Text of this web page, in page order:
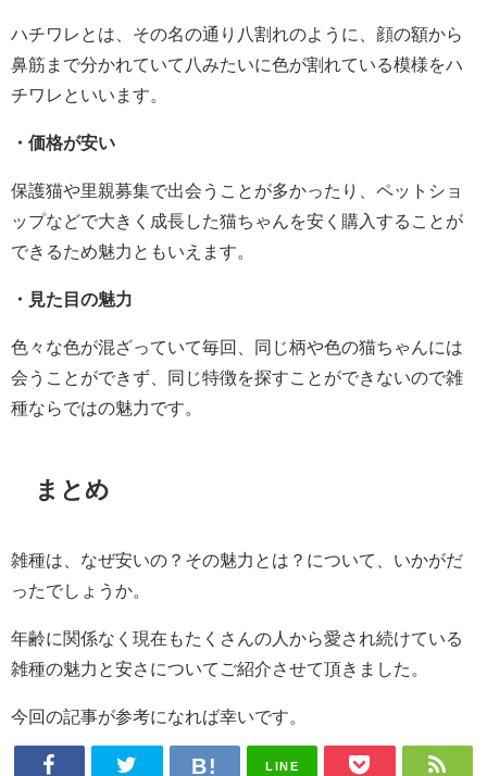
ハチワレとは、その名の通り八割れのように、顔の額から
鼻筋まで分かれていて八みたいに色が割れている模様をハ
チワレといいます。
・価格が安い
保護猫や里親募集で出会うことが多かったり、ペットショ
ップなどで大きく成長した猫ちゃんを安く購入することが
できるため魅力ともいえます。
・見た目の魅力
色々な色が混ざっていて毎回、同じ柄や色の猫ちゃんには
会うことができず、同じ特徴を探すことができないので雑
種ならではの魅力です。
まとめ
雑種は、なぜ安いの？その魅力とは？について、いかがだ
ったでしょうか。
年齢に関係なく現在もたくさんの人から愛され続けている
雑種の魅力と安さについてご紹介させて頂きました。
今回の記事が参考になれば幸いです。
LINE